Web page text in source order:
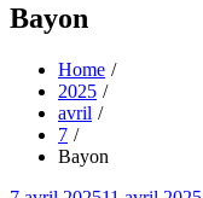
Bayon
Home
2025
avril
7
Bayon